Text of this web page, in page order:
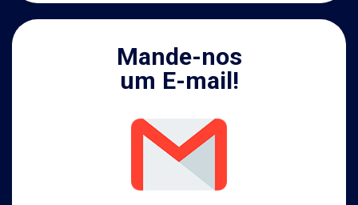
Mande-nos
um E-mail!